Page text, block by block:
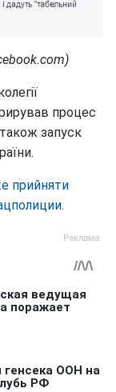
процес
також запуск
прийняти
.